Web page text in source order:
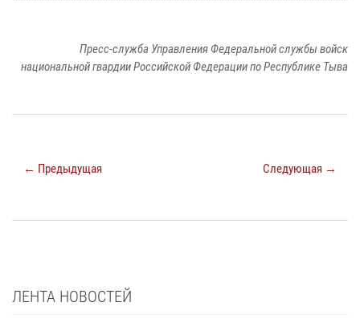
Пресс-служба Управления Федеральной службы войск
национальной гвардии Российской Федерации по Республике Тыва
← Предыдущая Следующая →
ЛЕНТА НОВОСТЕЙ